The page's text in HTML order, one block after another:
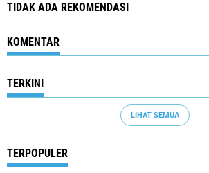
TIDAK ADA REKOMENDASI
KOMENTAR
TERKINI
LIHAT SEMUA
TERPOPULER